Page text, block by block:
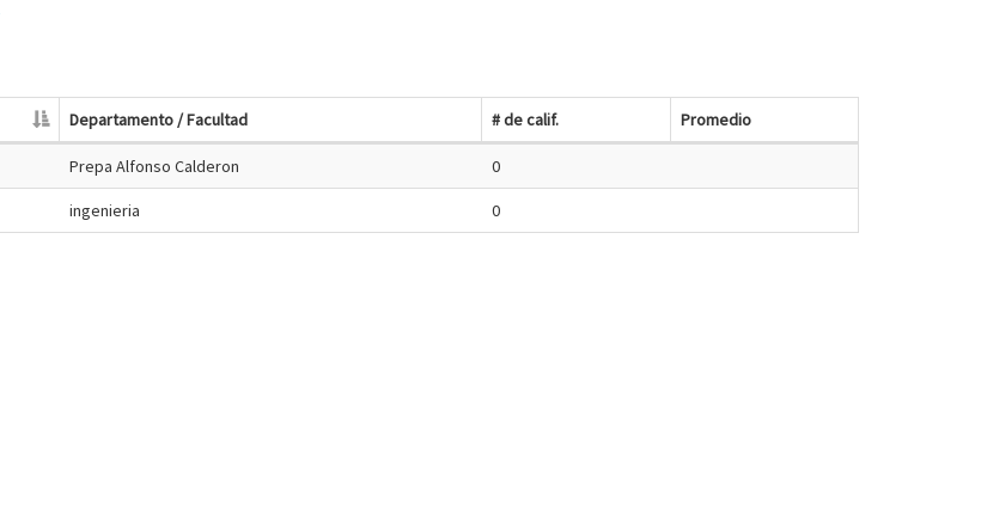
Departamento / Facultad # de calif. Promedio
Prepa Alfonso Calderon 0
ingenieria 0